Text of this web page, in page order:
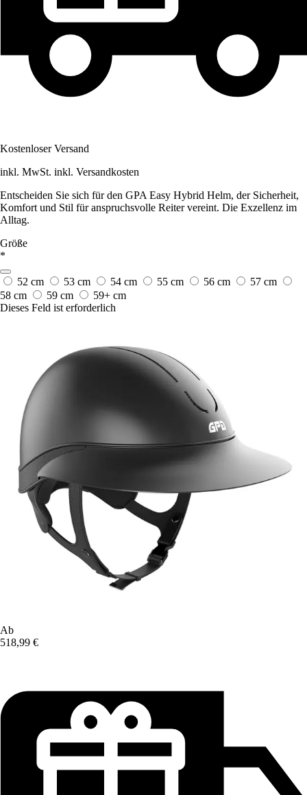
Kostenloser Versand
inkl. MwSt. inkl. Versandkosten
Entscheiden Sie sich für den GPA Easy Hybrid Helm, der Sicherheit,
Komfort und Stil für anspruchsvolle Reiter vereint. Die Exzellenz im
Alltag.
Größe
*
52 cm 53 cm 54 cm 55 cm 56 cm
57 cm
58 cm
59 cm
59+ cm
Dieses Feld ist erforderlich
Ab
518,99 €